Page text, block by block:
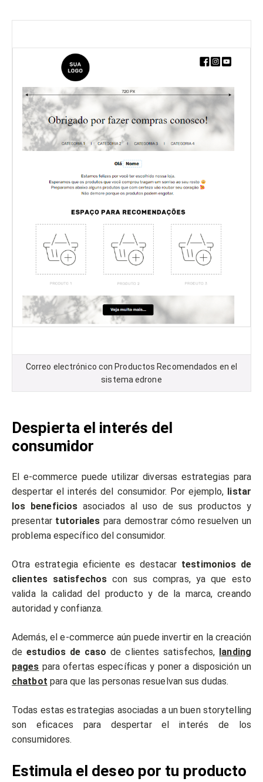
Correo electrónico con Productos Recomendados en el
sistema edrone
Despierta el interés del
consumidor
El e-commerce puede utilizar diversas estrategias para
despertar el interés del consumidor. Por ejemplo, listar
los beneficios asociados al uso de sus productos y
presentartutoriales para demostrar cómo resuelven un
problema específico del consumidor.
Otra estrategia eficiente es destacar testimonios de
clientes satisfechos con sus compras, ya que esto
valida la calidad del producto y de la marca, creando
autoridad y confianza.
Además, el e-commerce aún puede invertir en la creación
deestudios de caso de clientes satisfechos,
landing
pages para ofertas específicas y poner a disposición un
chatbot para que las personas resuelvan sus dudas.
Todas estas estrategias asociadas a un buen storytelling
son eficaces para despertar el interés de los
consumidores.
Estimula el deseo por tu producto